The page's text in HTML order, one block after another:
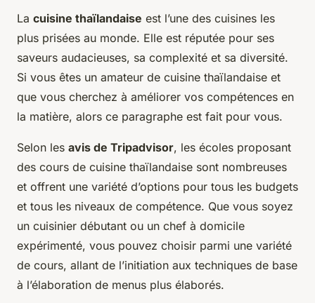
La cuisine thaïlandaise est l’une des cuisines les
plus prisées au monde. Elle est réputée pour ses
saveurs audacieuses, sa complexité et sa diversité.
Si vous êtes un amateur de cuisine thaïlandaise et
que vous cherchez à améliorer vos compétences en
la matière, alors ce paragraphe est fait pour vous.
Selon les avis de Tripadvisor, les écoles proposant
des cours de cuisine thaïlandaise sont nombreuses
et offrent une variété d’options pour tous les budgets
et tous les niveaux de compétence. Que vous soyez
un cuisinier débutant ou un chef à domicile
expérimenté, vous pouvez choisir parmi une variété
de cours, allant de l’initiation aux techniques de base
à l’élaboration de menus plus élaborés.